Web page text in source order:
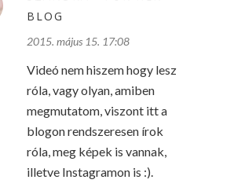
BLOG
2015. május 15. 17:08
Videó nem hiszem hogy lesz
róla, vagy olyan, amiben
megmutatom, viszont itt a
blogon rendszeresen írok
róla, meg képek is vannak,
illetve Instagramon is :).